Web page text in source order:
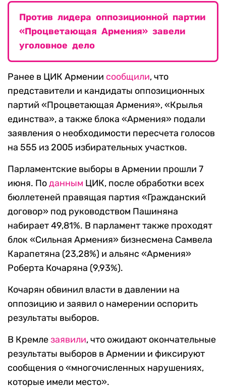
Против лидера оппозиционной партии
«Процветающая Армения» завели
уголовное дело
Ранее в ЦИК Армении сообщили, что
представители и кандидаты оппозиционных
партий «Процветающая Армения», «Крылья
единства», а также блока «Армения» подали
заявления о необходимости пересчета голосов
на 555 из 2005 избирательных участков.
Парламентские выборы в Армении прошли 7
июня. Поданным ЦИК, после обработки всех
бюллетеней правящая партия «Гражданский
договор» под руководством Пашиняна
набирает 49,81%. В парламент также проходят
блок «Сильная Армения» бизнесмена Самвела
Карапетяна (23,28%) и альянс «Армения»
Роберта Кочаряна (9,93%).
Кочарян обвинил власти в давлении на
оппозицию и заявил о намерении оспорить
результаты выборов.
В Кремлезаявили, что ожидают окончательные
результаты выборов в Армении и фиксируют
сообщения о «многочисленных нарушениях,
которые имели место».